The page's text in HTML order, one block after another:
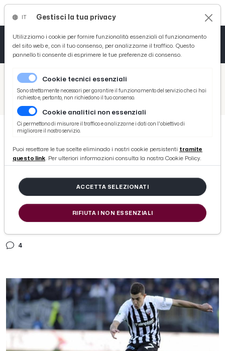
/ Picenotime
/ Ascoli Time
Ascoli Calcio, ufficiale il trasferimento di Martinho alla Virtus Entella di Boscaglia
Ascoli Calcio, ufficiale il
trasferimento di Martinho alla
Virtus Entella di Boscaglia
di Redazione Picenotime
4
Gestisci la tua privacy
Utilizziamo i cookie per fornire funzionalità essenziali al funzionamento
del sito web e, con il tuo consenso, per analizzarne il traffico. Questo
pannello ti consente di esprimere le tue preferenze di consenso.
Cookie tecnici essenziali
Sono strettamente necessari per garantire il funzionamento del servizio che ci hai
richiesto e, pertanto, non richiedono il tuo consenso.
Cookie analitici non essenziali
Ci permettono di misurare il traffico e analizzarne i dati con l'obiettivo di
migliorare il nostro servizio.
Puoi resettare le tue scelte eliminado i nostri cookie persistenti tramite
questo link. Per ulteriori informazioni consulta la nostra Cookie Policy.
ACCETTA SELEZIONATI
RIFIUTA I NON ESSENZIALI
Tutto News
Tutto Sport
Basket
Ciclismo
Tutto Curiosità